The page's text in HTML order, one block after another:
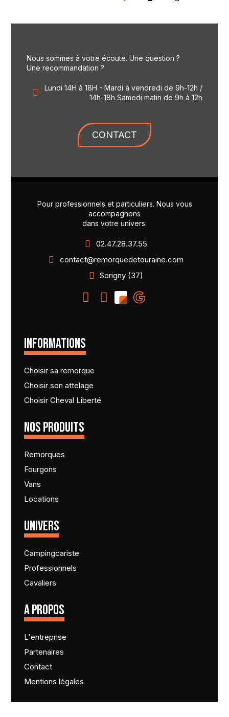
Nous sommes à votre écoute. Une question ?
Une recommandation ?
Lundi 14H à 18H - Mardi à vendredi de 9h-12h /
14h-18h Samedi matin de 9h à 12h
CONTACT
Pour professionnels et particuliers. Nous vous
accompagnons
dans votre univers.
02.47.28.37.55
contact@remorquedetouraine.com
Sorigny (37)
INFORMATIONS
Choisir sa remorque
Choisir son attelage
Choisir Cheval Liberté
NOS PRODUITS
Remorques
Fourgons
Vans
Locations
UNIVERS
Campingcariste
Professionnels
Cavaliers
A PROPOS
L'entreprise
Partenaires
Contact
Mentions légales